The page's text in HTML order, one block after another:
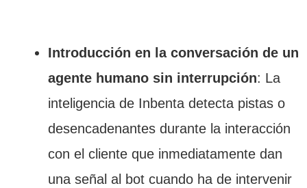
Introducción en la conversación de un
agente humano sin interrupción: La
inteligencia de Inbenta detecta pistas o
desencadenantes durante la interacción
con el cliente que inmediatamente dan
una señal al bot cuando ha de intervenir